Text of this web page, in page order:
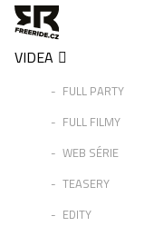
VIDEA
FULL PARTY
FULL FILMY
WEB SÉRIE
TEASERY
EDITY